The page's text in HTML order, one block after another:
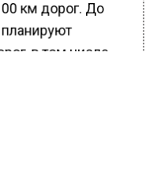
км дорог. До
в том числе